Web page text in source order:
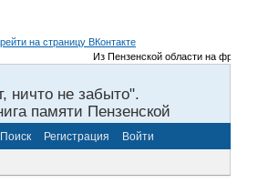
Из Пензенской области на фронты
ничто не забыто".
памяти Пензенской
Поиск Регистрация Войти